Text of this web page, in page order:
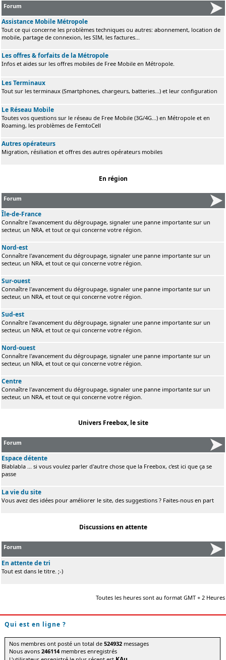
Forum
Assistance Mobile Métropole
Tout ce qui concerne les problèmes techniques ou autres: abonnement, location de
mobile, partage de connexion, les SIM, les factures...
Les offres & forfaits de la Métropole
Infos et aides sur les offres mobiles de Free Mobile en Métropole.
Les Terminaux
Tout sur les terminaux (Smartphones, chargeurs, batteries...) et leur configuration
Le Réseau Mobile
Toutes vos questions sur le réseau de Free Mobile (3G/4G...) en Métropole et en
Roaming, les problèmes de FemtoCell
Autres opérateurs
Migration, résiliation et offres des autres opérateurs mobiles
En région
Forum
Île-de-France
Connaître l'avancement du dégroupage, signaler une panne importante sur un
secteur, un NRA, et tout ce qui concerne votre région.
Nord-est
Connaître l'avancement du dégroupage, signaler une panne importante sur un
secteur, un NRA, et tout ce qui concerne votre région.
Sur-ouest
Connaître l'avancement du dégroupage, signaler une panne importante sur un
secteur, un NRA, et tout ce qui concerne votre région.
Sud-est
Connaître l'avancement du dégroupage, signaler une panne importante sur un
secteur, un NRA, et tout ce qui concerne votre région.
Nord-ouest
Connaître l'avancement du dégroupage, signaler une panne importante sur un
secteur, un NRA, et tout ce qui concerne votre région.
Centre
Connaître l'avancement du dégroupage, signaler une panne importante sur un
secteur, un NRA, et tout ce qui concerne votre région.
Univers Freebox, le site
Forum
Espace détente
Blablabla ... si vous voulez parler d'autre chose que la Freebox, c'est ici que ça se
passe
La vie du site
Vous avez des idées pour améliorer le site, des suggestions ? Faites-nous en part
Discussions en attente
Forum
En attente de tri
Tout est dans le titre. ;-)
Toutes les heures sont au format GMT + 2 Heures
Qui est en ligne ?
Nos membres ont posté un total de524932 messages
Nous avons246114membres enregistrés